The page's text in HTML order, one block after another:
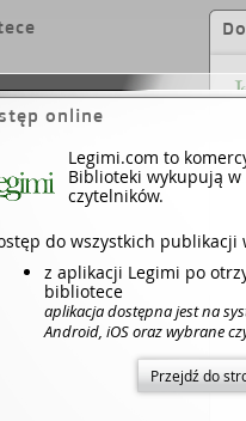
Ta historia pochłonie cię bez reszty.
online
Legimi.com to
Biblioteki wykupują
czytelników.
do wszystkich publikacji
z aplikacji Legimi po
bibliotece
aplikacja dostępna jest na
Android, iOS oraz wybrane
Przejdź do